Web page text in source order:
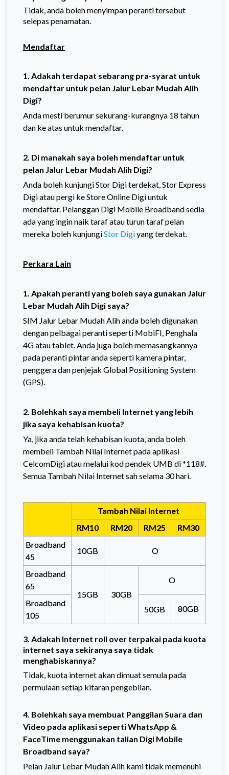
Tidak, anda boleh menyimpan peranti tersebut
selepas penamatan.
Mendaftar
1. Adakah terdapat sebarang pra-syarat untuk
mendaftar untuk pelan Jalur Lebar Mudah Alih
Digi?
Anda mesti berumur sekurang-kurangnya 18 tahun
dan ke atas untuk mendaftar.
2. Di manakah saya boleh mendaftar untuk
pelan Jalur Lebar Mudah Alih Digi?
Anda boleh kunjungi Stor Digi terdekat, Stor Express
Digi atau pergi ke Store Online Digi untuk
mendaftar. Pelanggan Digi Mobile Broadband sedia
ada yang ingin naik taraf atau turun taraf pelan
mereka boleh kunjungiStor Digiyang terdekat.
Perkara Lain
1. Apakah peranti yang boleh saya gunakan Jalur
Lebar Mudah Alih Digi saya?
SIM Jalur Lebar Mudah Alih anda boleh digunakan
dengan pelbagai peranti seperti MobiFI, Penghala
4G atau tablet. Anda juga boleh memasangkannya
pada peranti pintar anda seperti kamera pintar,
penggera dan penjejak Global Positioning System
(GPS).
2. Bolehkah saya membeli Internet yang lebih
jika saya kehabisan kuota?
Ya, jika anda telah kehabisan kuota, anda boleh
membeli Tambah Nilai Internet pada aplikasi
CelcomDigi atau melalui kod pendek UMB di *118#.
Semua Tambah Nilai Internet sah selama 30 hari.
Tambah Nilai Internet
RM10
RM20 RM25
RM30
Broadband
45
10GB O
Broadband
65
15GB
30GB
O
Broadband
105
50GB 80GB
3. Adakah Internet roll over terpakai pada kuota
internet saya sekiranya saya tidak
menghabiskannya?
Tidak, kuota internet akan dimuat semula pada
permulaan setiap kitaran pengebilan.
4. Bolehkah saya membuat Panggilan Suara dan
Video pada aplikasi seperti WhatsApp &
FaceTime menggunakan talian Digi Mobile
Broadband saya?
Pelan Jalur Lebar Mudah Alih kami tidak memenuhi